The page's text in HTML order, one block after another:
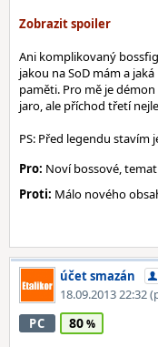
Ani komplikovaný
jakou na SoD mám a
paměti. Pro mě je
jaro, ale příchod třetí
PS: Před legendu stavím
Pro: Noví bossové,
Proti: Málo nového
účet smazán
18.09.2013 22:32
PC 80